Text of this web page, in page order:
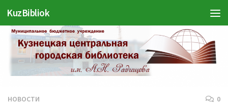
Перейти к содержимому
KuzBibliok
НОВОСТИ 0